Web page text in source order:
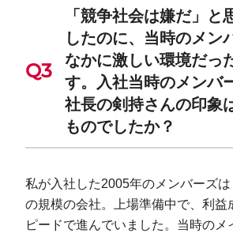
「競争社会は嫌だ」と
したのに、当時のメン
なかに激しい環境だっ
す。入社当時のメンバ
社長の剣持さんの印象
ものでしたか？
私が入社した2005年のメンバーズ
の規模の会社。上場準備中で、利益
ピードで進んでいました。当時のメ